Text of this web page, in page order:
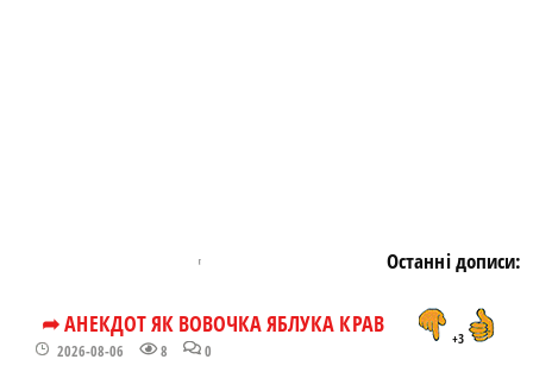
Останні дописи:
➦ АНЕКДОТ ЯК ВОВОЧКА ЯБЛУКА КРАВ
2026-08-06 8 0
+3